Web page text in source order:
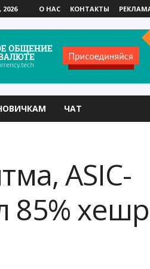
О НАС КОНТАКТЫ
ЧАТ
ASIC-